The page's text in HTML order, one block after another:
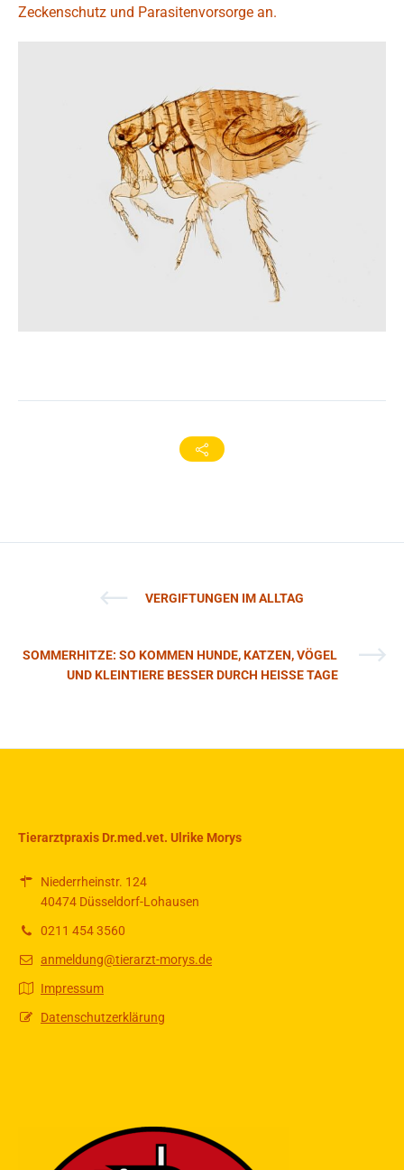
Zeckenschutz und Parasitenvorsorge an.
VERGIFTUNGEN IM ALLTAG
SOMMERHITZE: SO KOMMEN HUNDE, KATZEN, VÖGEL
UND KLEINTIERE BESSER DURCH HEISSE TAGE
Tierarztpraxis Dr.med.vet. Ulrike Morys
Niederrheinstr. 124
40474 Düsseldorf-Lohausen
0211 454 3560
anmeldung@tierarzt-morys.de
Impressum
Datenschutzerklärung